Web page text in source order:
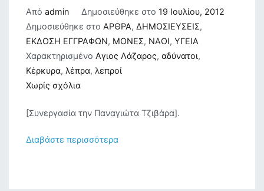
Από admin Δημοσιεύθηκε στο 19 Ιουλίου, 2012
Δημοσιεύθηκε στο ΑΡΘΡΑ, ΔΗΜΟΣΙΕΥΣΕΙΣ,
ΕΚΔΟΣΗ ΕΓΓΡΑΦΩΝ, ΜΟΝΕΣ, ΝΑΟΙ, ΥΓΕΙΑ
Χαρακτηρισμένο Αγιος Λάζαρος, αδύνατοι,
Κέρκυρα, λέπρα, λεπροί
Χωρίς σχόλιαστο
ναός
Αγίου
[Συνεργασία την Παναγιώτα Τζιβάρα].
Διαβάστε περισσότερα